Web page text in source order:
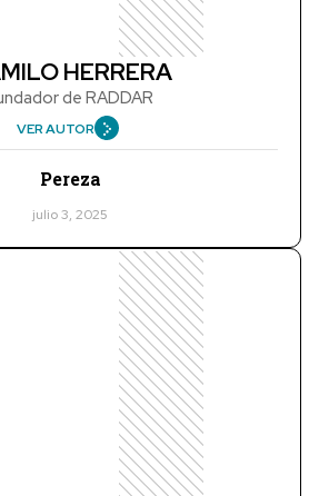
HERRERA
de RADDAR
VER AUTOR
Pereza
julio 3, 2025